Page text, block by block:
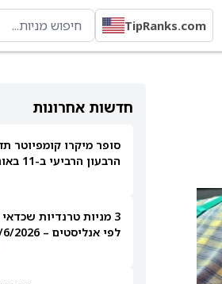
TipRanks.com
חדשות אחרונות
סופר מיקרו קומפיוטר
הרבעון
3 מניות טרנדיות
לפי אנליסטים – 8/6/2026